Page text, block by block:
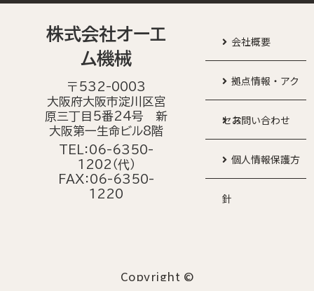
株式会社オーエ
ム機械
〒532-0003
大阪府大阪市淀川区宮
原三丁目5番24号 新
大阪第一生命ビル8階
TEL：06-6350-
1202（代）
FAX：06-6350-
1220
会社概要
拠点情報・アク
セスお問い合わせ
個人情報保護方
針
Copyright ©